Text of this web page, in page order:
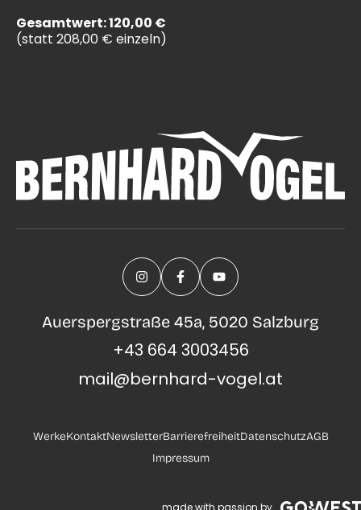
Gesamtwert: 120,00 €
(statt 208,00 € einzeln)
Auerspergstraße 45a, 5020 Salzburg
+43 664 3003456
mail@bernhard-vogel.at
WerkeKontaktNewsletterBarrierefreiheitDatenschutzAGB
Impressum
made with passion by